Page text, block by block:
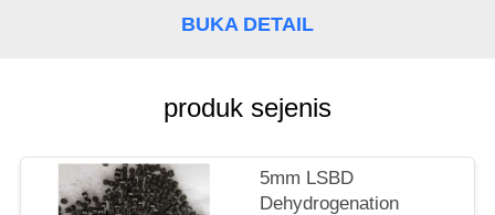
BUKA DETAIL
produk sejenis
5mm LSBD
Dehydrogenation